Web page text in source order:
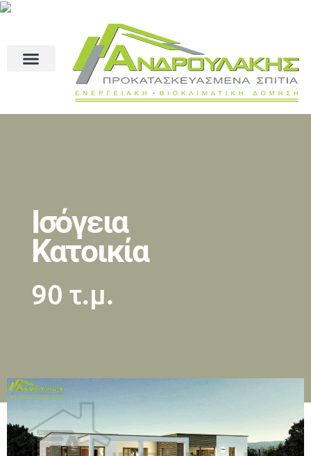
Ισόγεια
Κατοικία
90 τ.μ.